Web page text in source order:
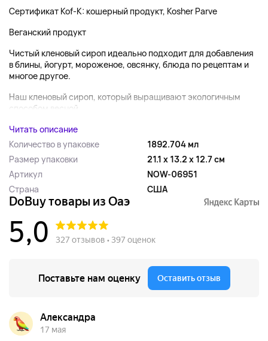
Сертификат Kof-K: кошерный продукт, Kosher Parve
Веганский продукт
Чистый кленовый сироп идеально подходит для добавления
в блины, йогурт, мороженое, овсянку, блюда по рецептам и
многое другое.
Наш кленовый сироп, который выращивают экологичным
способом весной, ...
Читать описание
Количество в упаковке
1892.704 мл
Размер упаковки
21.1 x 13.2 x 12.7 см
Артикул
NOW-06951
Страна
США